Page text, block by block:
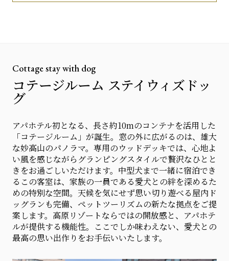
Cottage stay with dog
コテージルーム ステイウィズドッ
グ
アパホテル初となる、長さ約10mのコンテナを活用した
「コテージルーム」が誕生。窓の外に広がるのは、雄大
な妙高山のパノラマ。専用のウッドデッキでは、心地よ
い風を感じながらグランピングスタイルで贅沢なひとと
きをお過ごしいただけます。中型犬まで一緒に宿泊でき
るこの客室は、家族の一員である愛犬との絆を深めるた
めの特別な空間。天候を気にせず思い切り遊べる屋内ド
ッグランも完備、ペットツーリズムの新たな拠点をご提
案します。高原リゾートならではの開放感と、アパホテ
ルが提供する機能性。ここでしか味わえない、愛犬との
最高の思い出作りをお手伝いいたします。